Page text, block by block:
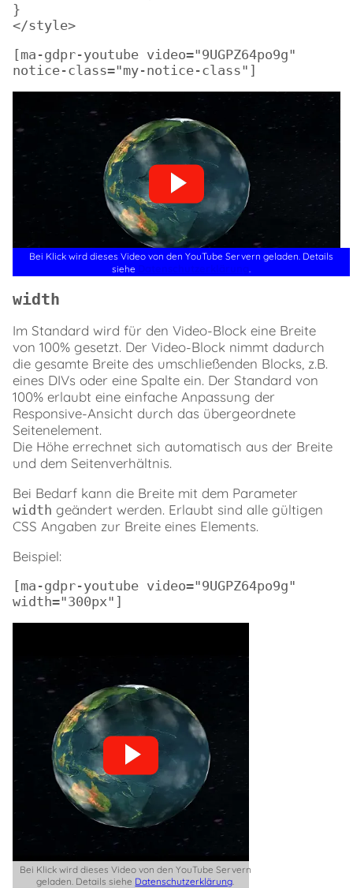
}
</style>
[ma-gdpr-youtube video="9UGPZ64po9g"
notice-class="my-notice-class"]
Bei Klick wird dieses Video von den YouTube Servern geladen. Details
siehe
width
Im Standard wird für den Video-Block eine Breite
von 100% gesetzt. Der Video-Block nimmt dadurch
die gesamte Breite des umschließenden Blocks, z.B.
eines DIVs oder eine Spalte ein. Der Standard von
100% erlaubt eine einfache Anpassung der
Responsive-Ansicht durch das übergeordnete
Seitenelement.
Die Höhe errechnet sich automatisch aus der Breite
und dem Seitenverhältnis.
Bei Bedarf kann die Breite mit dem Parameter
width geändert werden. Erlaubt sind alle gültigen
CSS Angaben zur Breite eines Elements.
Beispiel:
[ma-gdpr-youtube video="9UGPZ64po9g"
width="300px"]
Bei Klick wird dieses Video von den YouTube Servern
geladen. Details siehe Datenschutzerklärung